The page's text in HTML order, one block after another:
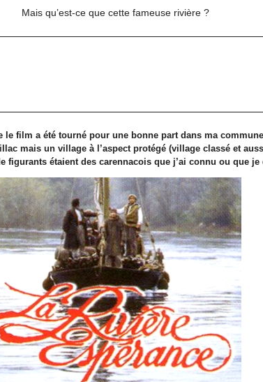
Mais qu’est-ce que cette fameuse rivière ?
le film a été tourné pour une bonne part dans ma
mais un village à l’aspect protégé (village classé et
figurants étaient des carennacois que j’ai connu ou que je